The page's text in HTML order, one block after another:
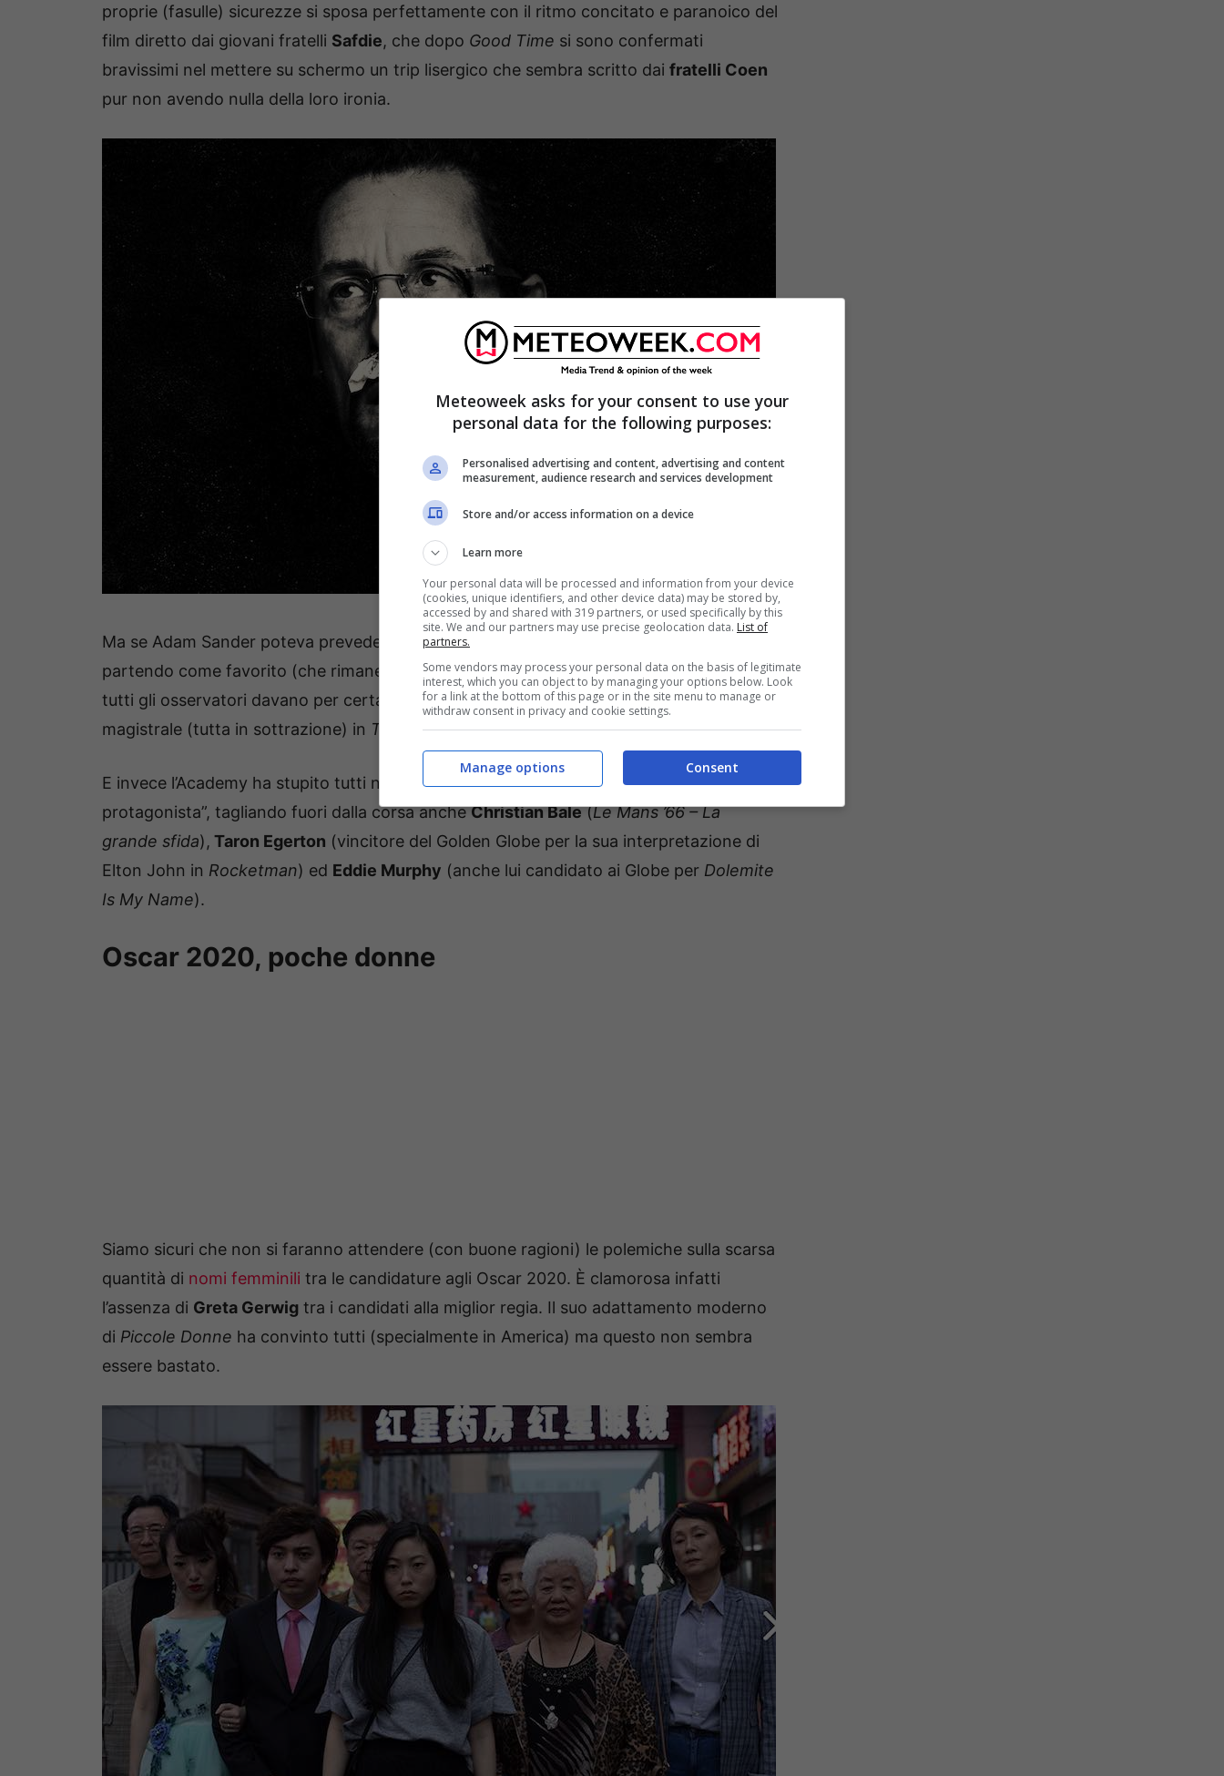
proprie (fasulle) sicurezze si sposa perfettamente con il ritmo concitato e paranoico del
film diretto dai giovani fratelli Safdie, che dopo Good Time si sono confermati
bravissimi nel mettere su schermo un trip lisergico che sembra scritto dai fratelli Coen
pur non avendo nulla della loro ironia.
Ma se Adam Sander poteva prevederlo, Robert De Niro
partendo come favorito (che rimane senza troppe preoccupazioni Joaquin Phoenix),
tutti gli osservatori davano per certa la candidatura per la sua interpretazione
magistrale (tutta in sottrazione) in The Irishmandi Martin Scorsese.
E invece l’Academy ha stupito tutti nella scelta dei candidati per il “miglior attore
protagonista”, tagliando fuori dalla corsa ancheChristian Bale(Le Mans ’66 – La
grande sfida), Taron Egerton (vincitore del Golden Globe per la sua interpretazione di
Elton John in Rocketman) ed Eddie Murphy (anche lui candidato ai Globe per Dolemite
Is My Name).
Oscar 2020, poche donne
Siamo sicuri che non si faranno attendere (con buone ragioni) le polemiche sulla scarsa
quantità di nomi femminili tra le candidature agli Oscar 2020. È clamorosa infatti
l’assenza di Greta Gerwig tra i candidati alla miglior regia. Il suo adattamento moderno
di Piccole Donne ha convinto tutti (specialmente in America) ma questo non sembra
essere bastato.
Meteoweek asks for your consent to use your
personal data for the following purposes:
Personalised advertising and content, advertising and content
measurement, audience research and services development
Store and/or access information on a device
Learn more
Your personal data will be processed and information from your device
(cookies, unique identifiers, and other device data) may be stored by,
accessed by and shared with 319 partners, or used specifically by this
site. We and our partners may use precise geolocation data. List of
partners.
Some vendors may process your personal data on the basis of legitimate
interest, which you can object to by managing your options below. Look
for a link at the bottom of this page or in the site menu to manage or
withdraw consent in privacy and cookie settings.
Consent
Manage options